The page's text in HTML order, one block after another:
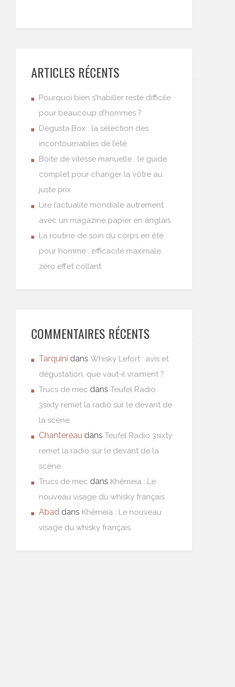
ARTICLES RÉCENTS
Pourquoi bien s’habiller reste difficile
pour beaucoup d’hommes ?
Degusta Box : la sélection des
incontournables de l’été
Boîte de vitesse manuelle : le guide
complet pour changer la vôtre au
juste prix
Lire l’actualité mondiale autrement
avec un magazine papier en anglais
La routine de soin du corps en été
pour homme : efficacité maximale,
zéro effet collant
COMMENTAIRES RÉCENTS
Tarquini dans Whisky Lefort : avis et
dégustation, que vaut-il vraiment ?
Trucs de mec dans Teufel Radio
3sixty remet la radio sur le devant de
la scène
Chantereau dans Teufel Radio 3sixty
remet la radio sur le devant de la
scène
Trucs de mec dans Khêmeia : Le
nouveau visage du whisky français.
Abad dans Khêmeia : Le nouveau
visage du whisky français.